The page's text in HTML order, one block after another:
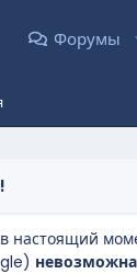
Форумы
настоящий
невозможна